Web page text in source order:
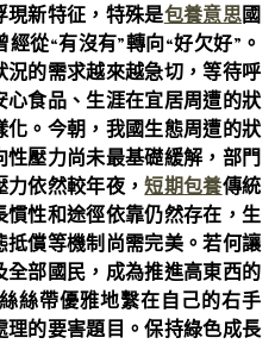
現新特征，特殊是包養意思國
從“有沒有”轉向“好欠好”。
況的需求越來越急切，等待呼
食品、生涯在宜居周遭的狀
。今朝，我國生態周遭的狀
壓力尚未最基礎緩解，部門
力依然較年夜，短期包養傳統
性和途徑依靠仍然存在，生
償等機制尚需完美。若何讓
部國民，成為推進高東西的
絲帶優雅地繫在自己的右手
的要害題目。保持綠色成長